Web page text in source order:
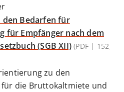
Bedarfen für
für Empfänger nach dem
(SGB XII) (PDF | 152
zu den
die Bruttokaltmiete und